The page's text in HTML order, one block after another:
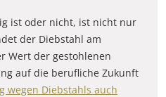
ist oder nicht, ist nicht nur
der Diebstahl am
Wert der gestohlenen
auf die berufliche Zukunft
wegen Diebstahls auch